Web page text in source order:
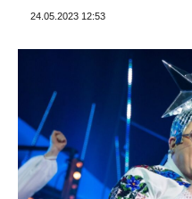
24.05.2023 12:53